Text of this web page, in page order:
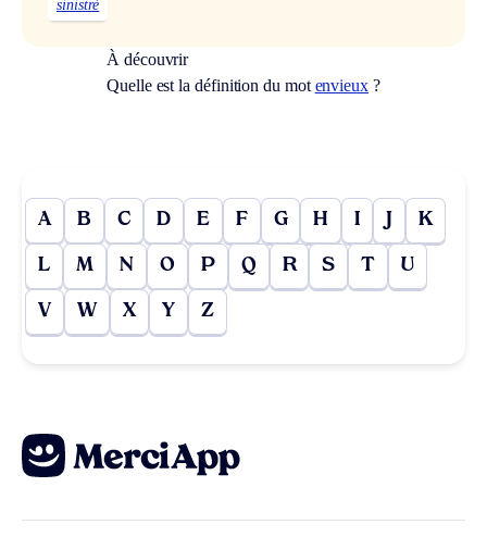
sinistré
À découvrir
Quelle est la définition du mot envieux ?
A B C D E F G H I J K
L M N O P Q R S T U
V W X Y Z